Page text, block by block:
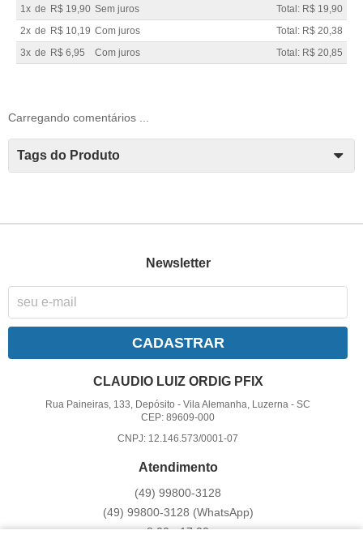
1x de R$ 19,90 Sem juros
Total: R$ 19,90
2x de R$ 10,19 Com juros
Total: R$ 20,38
3x de R$ 6,95 Com juros Total: R$ 20,85
Carregando comentários ...
Tags do Produto
Newsletter
CADASTRAR
CLAUDIO LUIZ ORDIG PFIX
Rua Paineiras, 133, Depósito -Vila Alemanha, Luzerna -SC
CEP: 89609-000
CNPJ: 12.146.573/0001-07
Atendimento
(49) 99800-3128
(49) 99800-3128 (WhatsApp)
8:00 - 17:00